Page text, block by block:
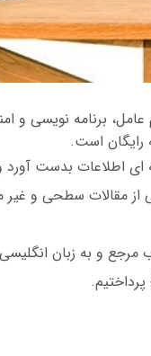
برنامه نویسی و
رایگان است.
ای اطلاعات بدست
مقالات سطحی و
الکترونیکی «کتاب در کتاب» به معرفی 31